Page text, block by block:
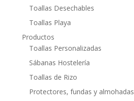
Toallas Desechables
Toallas Playa
Productos
Toallas Personalizadas
Sábanas Hostelería
Toallas de Rizo
Protectores, fundas y almohadas